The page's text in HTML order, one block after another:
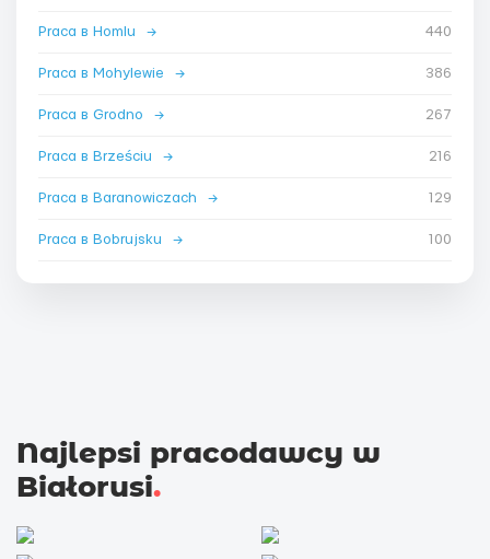
Praca в Homlu → 440
Praca в Mohylewie → 386
Praca в Grodno → 267
Praca в Brześciu → 216
Praca в Baranowiczach → 129
Praca в Bobrujsku → 100
Najlepsi pracodawcy w
Białorusi.